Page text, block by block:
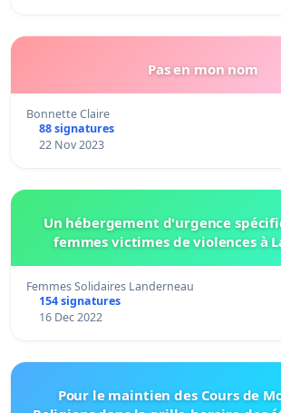
Pas en mon nom
Bonnette Claire
88 signatures
22 Nov 2023
Un hébergement d'urgence
femmes victimes de violences à
Femmes Solidaires Landerneau
154 signatures
16 Dec 2022
Pour le maintien des Cours de